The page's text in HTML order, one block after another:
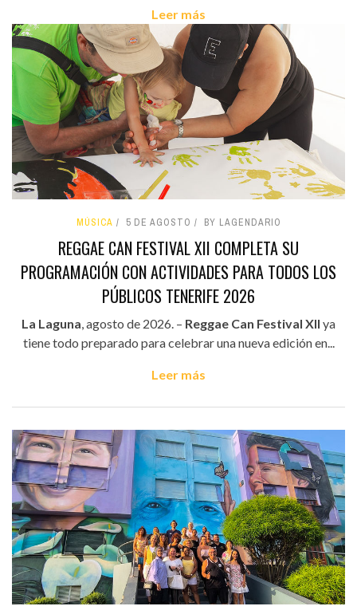
Leer más
MÚSICA 5 DE AGOSTO BY LAGENDARIO
REGGAE CAN FESTIVAL XII COMPLETA SU
PROGRAMACIÓN CON ACTIVIDADES PARA TODOS LOS
PÚBLICOS TENERIFE 2026
La Laguna , agosto de 2026. – Reggae Can Festival XII ya
tiene todo preparado para celebrar una nueva edición en...
Leer más